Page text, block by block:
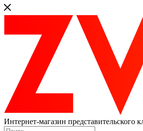
Интернет-магазин представительского